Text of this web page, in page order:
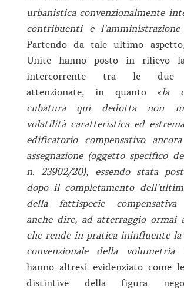
urbanistica convenzionalmente
contribuenti e l’amministrazione
Partendo da tale ultimo
Unite hanno posto in rilievo
intercorrente tra le due
attenzionate, in quanto «la
cubatura qui dedotta non
volatilità caratteristica ed
edificatorio compensativo
assegnazione (oggetto specifico
n. 23902/20), essendo stata
dopo il completamento
della fattispecie compensativa
anche dire, ad atterraggio ormai
che rende in pratica ininfluente la
convenzionale della
hanno altresì evidenziato come
distintive della figura